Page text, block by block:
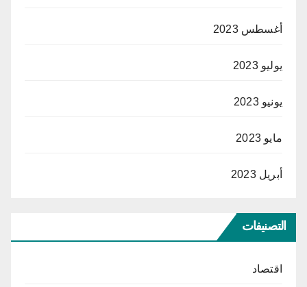
أغسطس 2023
يوليو 2023
يونيو 2023
مايو 2023
أبريل 2023
التصنيفات
اقتصاد